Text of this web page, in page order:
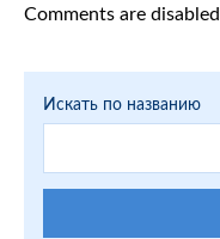
Comments are disabled
Искать по названию